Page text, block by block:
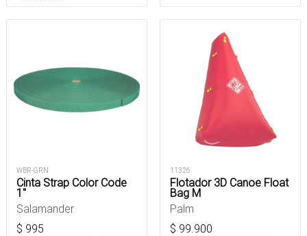
WBR-GRN
Cinta Strap Color Code
1"
Salamander
$ 995
11326
Flotador 3D Canoe Float
Bag M
Palm
$ 99.900